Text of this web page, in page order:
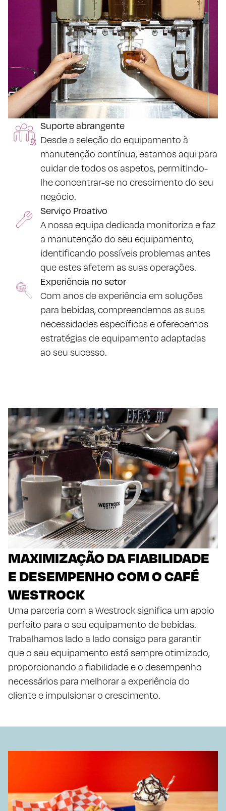
Suporte abrangente
Desde a seleção do equipamento à
manutenção contínua, estamos aqui para
cuidar de todos os aspetos, permitindo-
lhe concentrar-se no crescimento do seu
negócio.
Serviço Proativo
A nossa equipa dedicada monitoriza e faz
a manutenção do seu equipamento,
identificando possíveis problemas antes
que estes afetem as suas operações.
Experiência no setor
Com anos de experiência em soluções
para bebidas, compreendemos as suas
necessidades específicas e oferecemos
estratégias de equipamento adaptadas
ao seu sucesso.
MAXIMIZAÇÃO DA FIABILIDADE
E DESEMPENHO COM O CAFÉ
WESTROCK
Uma parceria com a Westrock significa um apoio
perfeito para o seu equipamento de bebidas.
Trabalhamos lado a lado consigo para garantir
que o seu equipamento está sempre otimizado,
proporcionando a fiabilidade e o desempenho
necessários para melhorar a experiência do
cliente e impulsionar o crescimento.